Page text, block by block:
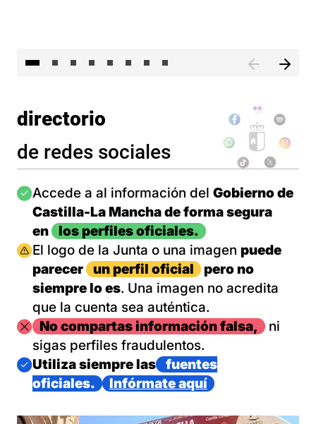
directorio
de redes sociales
Imagen
Accede a al información del Gobierno de
Castilla-La Mancha de forma segura
en
los perfiles oficiales.
Imagen
El logo de la Junta o una imagen puede
parecer
un perfil oficial
pero no
siempre lo es. Una imagen no acredita
que la cuenta sea auténtica.
ImagenNo compartas información falsa,
ni
sigas perfiles fraudulentos.
Imagen
Utiliza siempre las
fuentes
oficiales.
Infórmate aquí